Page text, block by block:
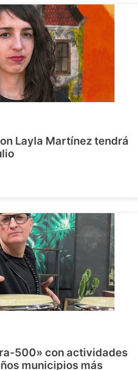
Layla Martínez tendrá
500» con actividades
municipios más